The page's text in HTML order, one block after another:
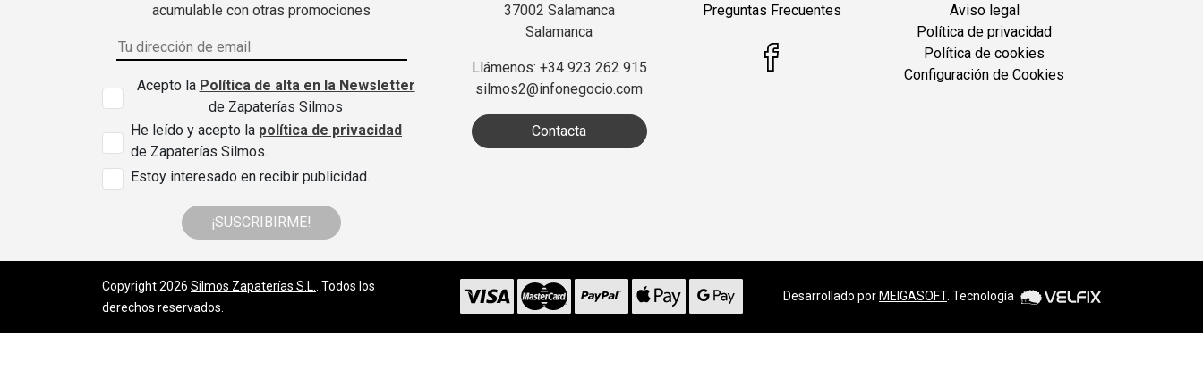
acumulable con otras promociones
Acepto la Política de alta en la Newsletter
de Zapaterías Silmos
He leído y acepto la política de privacidad
de Zapaterías Silmos.
Estoy interesado en recibir publicidad.
¡SUSCRIBIRME!
37002 Salamanca
Salamanca
Llámenos: +34 923 262 915
silmos2@infonegocio.com
Contacta
Preguntas Frecuentes
Aviso legal
Política de privacidad
Política de cookies
Configuración de Cookies
Copyright 2026 Silmos Zapaterías S.L.
. Todos los
derechos reservados.
Desarrollado por MEIGASOFT. Tecnología